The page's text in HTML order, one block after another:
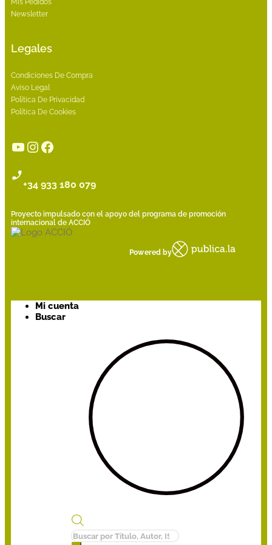
Newsletter
Legales
Condiciones De Compra
Aviso Legal
Política De Privacidad
Política De Cookies
YouTube
Instagram
Facebook
+34 933 180 079
Proyecto impulsado con el apoyo del programa de promoción
internacional de ACCIÓ
Powered by
Mi cuenta
Buscar
Búsqueda